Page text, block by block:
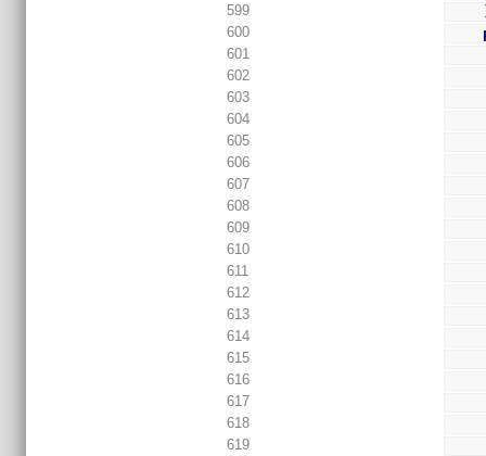
599
600
601
602
603
604
605
606
607
608
609
610
611
612
613
614
615
616
617
618
619